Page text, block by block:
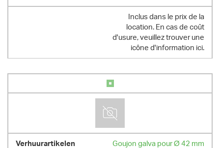
Inclus dans le prix de la
location. En cas de coût
d'usure, veuillez trouver une
icône d'information ici.
Goujon galva pour Ø 42 mm